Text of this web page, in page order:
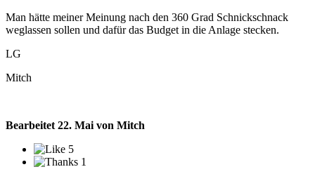
Man hätte meiner Meinung nach den 360 Grad Schnickschnack
weglassen sollen und dafür das Budget in die Anlage stecken.
LG
Mitch
Bearbeitet 22. Mai von Mitch
5
1